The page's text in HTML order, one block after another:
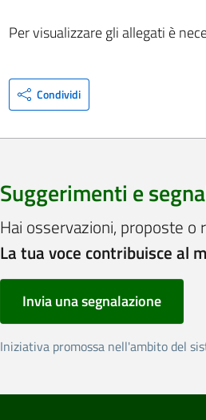
Per visualizzare gli allegati è
Condividi
Suggerimenti e
Hai osservazioni, proposte
La tua voce contribuisce al
Invia una segnalazione
Iniziativa promossa nell'ambito del